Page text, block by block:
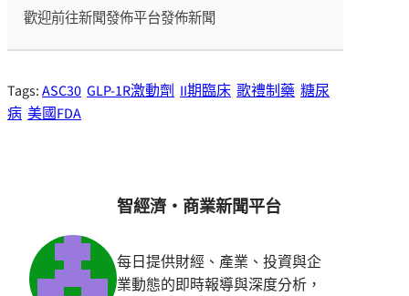
歡迎前往新聞發佈平台發佈新聞
Tags:ASC30 GLP-1R激動劑 II期臨床 歌禮制藥 糖尿
病 美國FDA
智經濟・商業新聞平台
每日提供財經、產業、投資與企
業動態的即時報導與深度分析，